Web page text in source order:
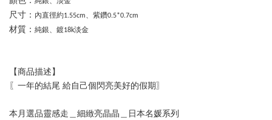
尺寸： 內直徑約1.55cm、紫鑽0.5*0.7cm
材質： 純銀、鍍18k淡金
【商品描述】
〖一年的結尾 給自己個閃亮美好的假期〗
本月選品靈感走＿細緻亮晶晶＿日本名媛系列